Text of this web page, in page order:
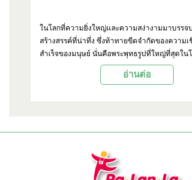
ในโลกที่ความยิ่งใหญ่และความสง่างามมาบรรจ
สร้างสรรค์ที่น่าทึ่ง ซึ่งท้าทายขีดจำกัดของความเ
สำเร็จของมนุษย์ นั่นคือพระพุทธรูปที่ใหญ่ที่สุดในโ
ก่อสร้างอันยิ่งใหญ่เหล่านี้ เป็นเครื่องพิสูจน์ถึงควา
ความทุ่มเทที่ฝังรากลึกในวัฒนธรรมและจิตวิญญ
งดงามเหล่านี้ไปพร้อมๆ กัน
อ่านต่อ